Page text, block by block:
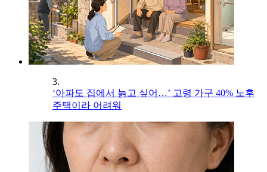
3.
‘아파도 집에서 늙고 싶어…’ 고령 가구 40% 노후
주택이라 어려워